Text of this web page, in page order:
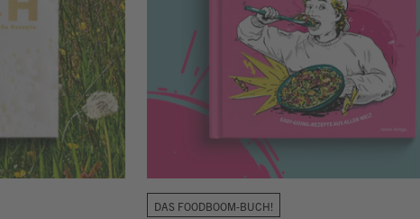
DAS FOODBOOM-BUCH!